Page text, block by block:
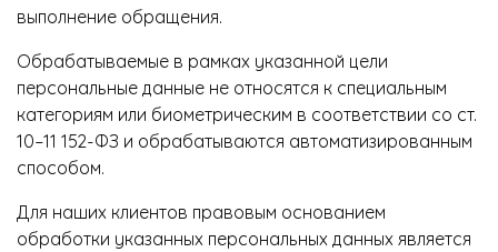
выполнение обращения.
Обрабатываемые в рамках указанной цели
персональные данные не относятся к специальным
категориям или биометрическим в соответствии со ст.
10–11 152-ФЗ и обрабатываются автоматизированным
способом.
Для наших клиентов правовым основанием
обработки указанных персональных данных является